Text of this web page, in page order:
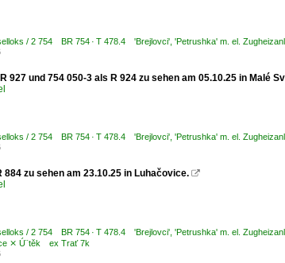
/ 2 754 BR 754 · T 478.4 'Brejlovci', 'Petrushka' m. el.
927 und 754 050-3 als R 924 zu sehen am 05.10.25 in Malé
/ 2 754 BR 754 · T 478.4 'Brejlovci', 'Petrushka' m. el.
884 zu sehen am 23.10.25 in Luhačovice. 
/ 2 754 BR 754 · T 478.4 'Brejlovci', 'Petrushka' m. el.
⨯ Ú¨těk ex Trať 7k